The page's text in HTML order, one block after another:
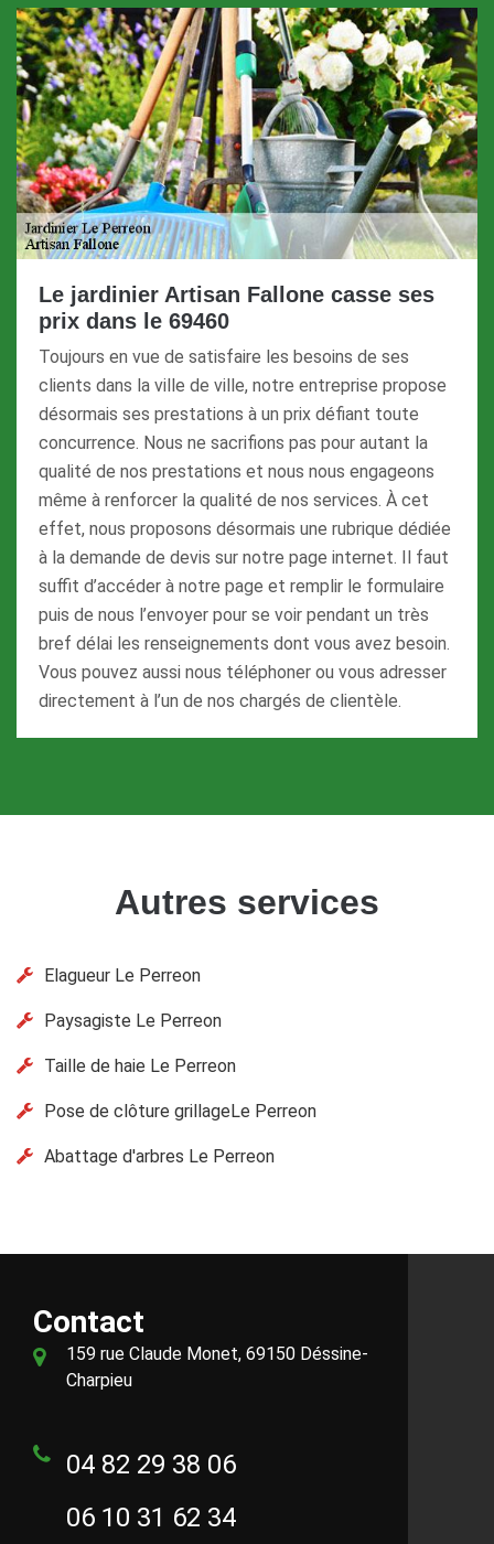
Le jardinier Artisan Fallone casse ses
prix dans le 69460
Toujours en vue de satisfaire les besoins de ses
clients dans la ville de ville, notre entreprise propose
désormais ses prestations à un prix défiant toute
concurrence. Nous ne sacrifions pas pour autant la
qualité de nos prestations et nous nous engageons
même à renforcer la qualité de nos services. À cet
effet, nous proposons désormais une rubrique dédiée
à la demande de devis sur notre page internet. Il faut
suffit d’accéder à notre page et remplir le formulaire
puis de nous l’envoyer pour se voir pendant un très
bref délai les renseignements dont vous avez besoin.
Vous pouvez aussi nous téléphoner ou vous adresser
directement à l’un de nos chargés de clientèle.
Autres services
Elagueur Le Perreon
Paysagiste Le Perreon
Taille de haie Le Perreon
Pose de clôture grillageLe Perreon
Abattage d'arbres Le Perreon
Contact
159 rue Claude Monet, 69150 Déssine-
Charpieu
04 82 29 38 06
06 10 31 62 34